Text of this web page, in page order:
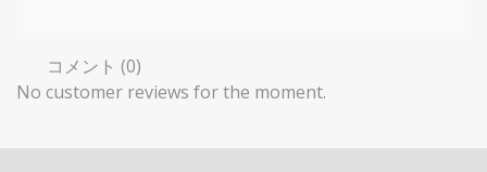
コメント (0)
No customer reviews for the moment.